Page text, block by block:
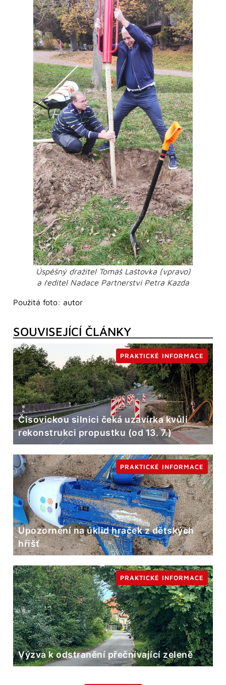
Úspěšný dražitel Tomáš Laštovka (vpravo)
a ředitel Nadace Partnerství Petra Kazda
Použitá foto: autor
SOUVISEJÍCÍ ČLÁNKY
Čisovickou silnici čeká uzavírka kvůli
rekonstrukci propustku (od 13. 7.)
PRAKTICKÉ INFORMACE
Upozornění na úklid hraček z dětských
hřišť
PRAKTICKÉ INFORMACE
Výzva k odstranění přečnívající zeleně
PRAKTICKÉ INFORMACE